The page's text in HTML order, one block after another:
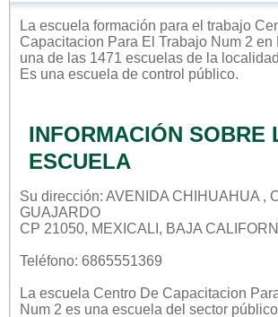
La escuela formación para el trabajo
Capacitacion Para El Trabajo Num 2 en
una de las 1471 escuelas de la
Es una escuela de control público.
INFORMACIÓN SOBRE
ESCUELA
Su dirección: AVENIDA CHIHUAHUA ,
GUAJARDO
CP 21050, MEXICALI, BAJA
Teléfono: 6865551369
La escuela Centro De Capacitacion
Num 2 es una escuela del sector público